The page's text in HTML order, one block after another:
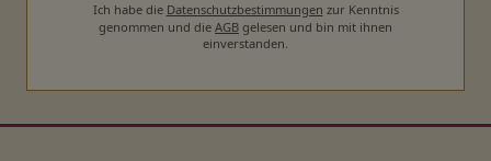
Ich habe die Datenschutzbestimmungen zur Kenntnis
genommen und die AGB gelesen und bin mit ihnen
einverstanden.